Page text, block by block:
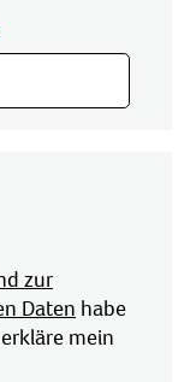
zur
Daten habe
mein